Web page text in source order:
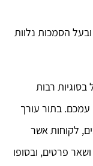
הסמכות נלוות
בסוגיות רבות
עמכם. בתור עורך
לקוחות אשר
פרטים, ובסופו